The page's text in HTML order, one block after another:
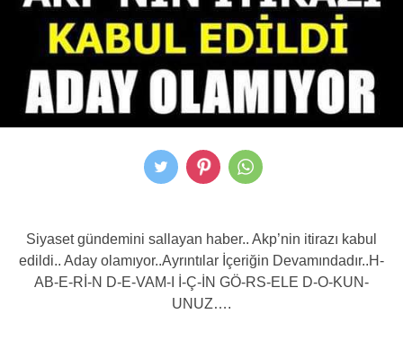
Siyaset gündemini sallayan haber.. Akp’nin itirazı kabul
edildi.. Aday olamıyor..Ayrıntılar İçeriğin Devamındadır..H-
AB-E-Rİ-N D-E-VAM-I İ-Ç-İN GÖ-RS-ELE D-O-KUN-
UNUZ….